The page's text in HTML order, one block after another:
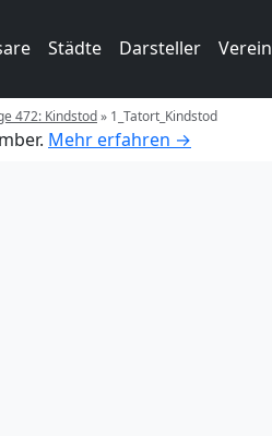
Städte Darsteller Verein
472: Kindstod» 1_Tatort_Kindstod
Mehr erfahren →